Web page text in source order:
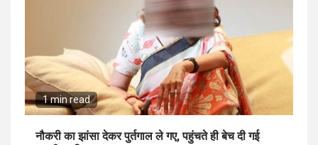
1 min read
नौकरी का झांसा देकर पुर्तगाल ले गए, पहुंचते ही बेच दी गई